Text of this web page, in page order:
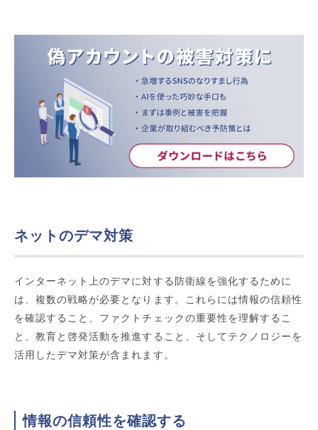
ネットのデマ対策
インターネット上のデマに対する防衛線を強化するために
は、複数の戦略が必要となります。これらには情報の信頼性
を確認すること、ファクトチェックの重要性を理解するこ
と、教育と啓発活動を推進すること、そしてテクノロジーを
活用したデマ対策が含まれます。
情報の信頼性を確認する